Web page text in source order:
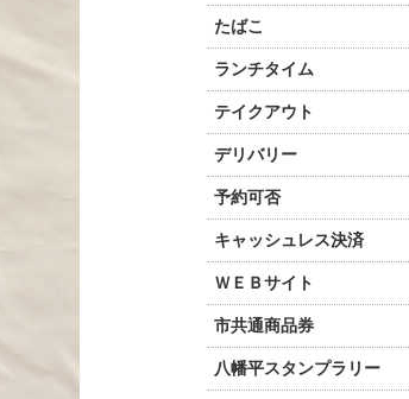
たばこ
ランチタイム
テイクアウト
デリバリー
予約可否
キャッシュレス決済
ＷＥＢサイト
市共通商品券
八幡平スタンプラリー